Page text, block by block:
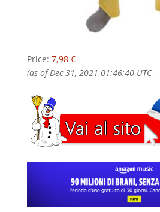
Price: 7,98 €
(as of Dec 31, 2021 01:46:40 UTC –